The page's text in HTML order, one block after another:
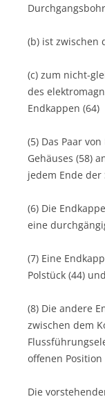
(b) ist zwischen
(c) zum nicht-
des
Endkappen (64)
(5) Das Paar
Gehäuses (58)
jedem Ende
(6) Die
eine
(7) Eine
Polstück (44)
(8) Die andere
zwischen dem
offenen
Die